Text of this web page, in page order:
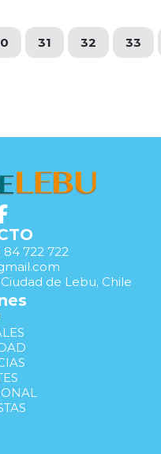
31 32 33
722 722
de Lebu, Chile